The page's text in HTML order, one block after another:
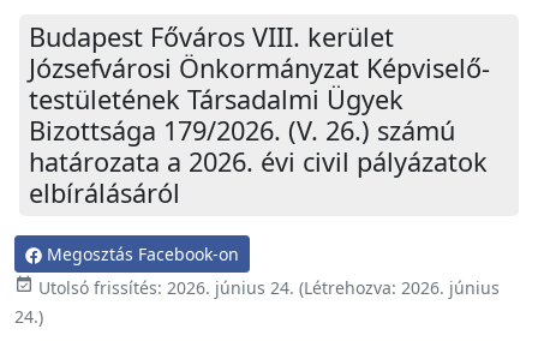
Budapest Főváros VIII. kerület
Józsefvárosi Önkormányzat Képviselő-
testületének Társadalmi Ügyek
Bizottsága 179/2026. (V. 26.) számú
határozata a 2026. évi civil pályázatok
elbírálásáról
Megosztás Facebook-on
event_available Utolsó frissítés: 2026. június 24. (Létrehozva: 2026. június
24.)